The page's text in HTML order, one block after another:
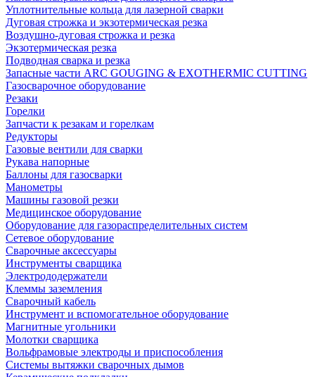
Уплотнительные кольца для лазерной сварки
Дуговая строжка и экзотермическая резка
Воздушно-дуговая строжка и резка
Экзотермическая резка
Подводная сварка и резка
Запасные части ARC GOUGING & EXOTHERMIC CUTTING
Газосварочное оборудование
Резаки
Горелки
Запчасти к резакам и горелкам
Редукторы
Газовые вентили для сварки
Рукава напорные
Баллоны для газосварки
Манометры
Машины газовой резки
Медицинское оборудование
Оборудование для газораспределительных систем
Сетевое оборудование
Сварочные аксессуары
Инструменты сварщика
Электрододержатели
Клеммы заземления
Сварочный кабель
Инструмент и вспомогательное оборудование
Магнитные угольники
Молотки сварщика
Вольфрамовые электроды и приспособления
Системы вытяжки сварочных дымов